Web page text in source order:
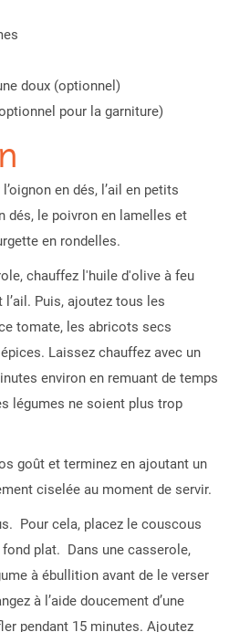
doux (optionnel)
pour la garniture)
en dés, l’ail en petits
dés, le poivron en lamelles et
en rondelles.
chauffez l'huile d'olive à feu
Puis, ajoutez tous les
tomate, les abricots secs
Laissez chauffez avec un
environ en remuant de temps
légumes ne soient plus trop
goût et terminez en ajoutant un
ciselée au moment de servir.
Pour cela, placez le couscous
plat. Dans une casserole,
à ébullition avant de le verser
à l’aide doucement d’une
pendant 15 minutes. Ajoutez